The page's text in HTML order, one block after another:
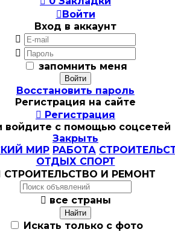
Войти
Вход в аккаунт


запомнить меня
Восстановить пароль
Регистрация на сайте
 Регистрация
войдите с помощью соцсетей
Закрыть
МИР РАБОТА
ОТДЫХ СПОРТ
СТРОИТЕЛЬСТВО И РЕМОНТ
 все страны
Искать только с фото